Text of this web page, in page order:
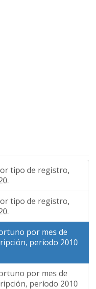
tipo de registro,
tipo de registro,
por mes de
período 2010
por mes de
período 2010